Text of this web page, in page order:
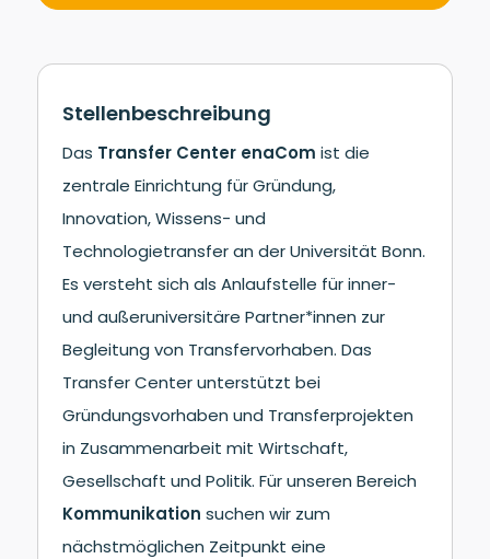
Stellenbeschreibung
Das Transfer Center enaComist die
zentrale Einrichtung für Gründung,
Innovation, Wissens- und
Technologietransfer an der Universität Bonn.
Es versteht sich als Anlaufstelle für inner-
und außeruniversitäre Partner*innen zur
Begleitung von Transfervorhaben. Das
Transfer Center unterstützt bei
Gründungsvorhaben und Transferprojekten
in Zusammenarbeit mit Wirtschaft,
Gesellschaft und Politik. Für unseren Bereich
Kommunikation suchen wir zum
nächstmöglichen Zeitpunkt eine